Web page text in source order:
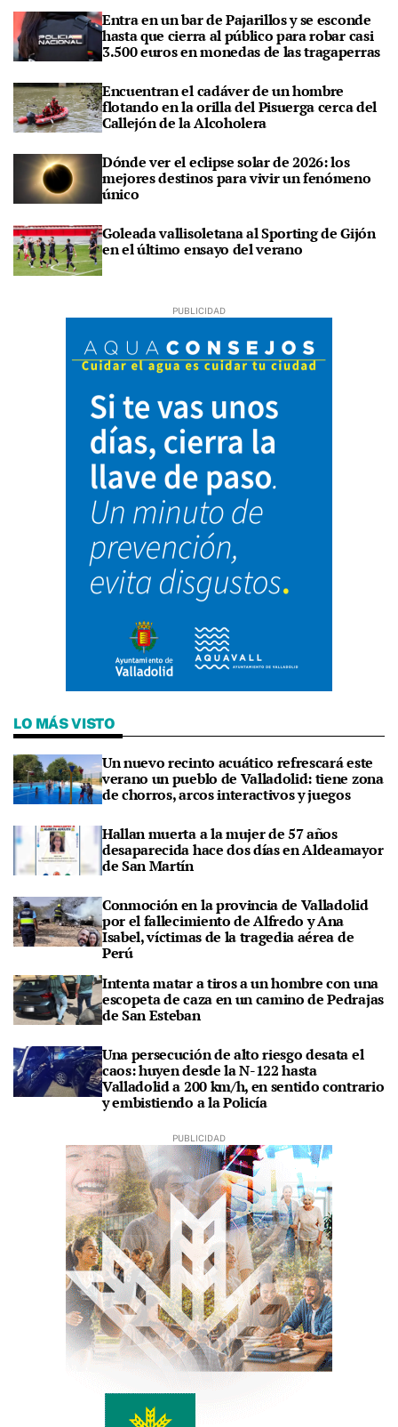
Entra en un bar de Pajarillos y se esconde
hasta que cierra al público para robar casi
3.500 euros en monedas de las tragaperras
Encuentran el cadáver de un hombre
flotando en la orilla del Pisuerga cerca del
Callejón de la Alcoholera
Dónde ver el eclipse solar de 2026: los
mejores destinos para vivir un fenómeno
único
Goleada vallisoletana al Sporting de Gijón
en el último ensayo del verano
LO MÁS VISTO
Un nuevo recinto acuático refrescará este
verano un pueblo de Valladolid: tiene zona
de chorros, arcos interactivos y juegos
Hallan muerta a la mujer de 57 años
desaparecida hace dos días en Aldeamayor
de San Martín
Conmoción en la provincia de Valladolid
por el fallecimiento de Alfredo y Ana
Isabel, víctimas de la tragedia aérea de
Perú
Intenta matar a tiros a un hombre con una
escopeta de caza en un camino de Pedrajas
de San Esteban
Una persecución de alto riesgo desata el
caos: huyen desde la N-122 hasta
Valladolid a 200 km/h, en sentido contrario
y embistiendo a la Policía